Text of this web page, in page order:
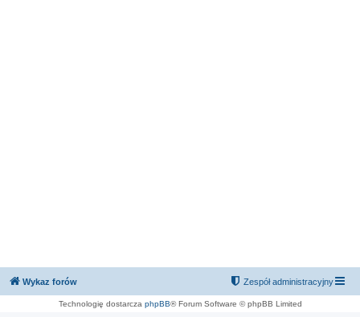
Wykaz forów Zespół administracyjny
Technologię dostarcza phpBB® Forum Software © phpBB Limited